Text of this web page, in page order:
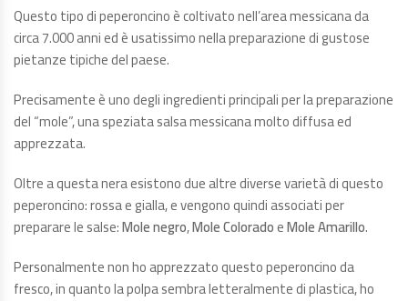
Questo tipo di peperoncino è coltivato nell’area messicana da
circa 7.000 anni ed è usatissimo nella preparazione di gustose
pietanze tipiche del paese.
Precisamente è uno degli ingredienti principali per la preparazione
del “mole”, una speziata salsa messicana molto diffusa ed
apprezzata.
Oltre a questa nera esistono due altre diverse varietà di questo
peperoncino: rossa e gialla, e vengono quindi associati per
preparare le salse:Mole negro,Mole ColoradoeMole Amarillo.
Personalmente non ho apprezzato questo peperoncino da
fresco, in quanto la polpa sembra letteralmente di plastica, ho